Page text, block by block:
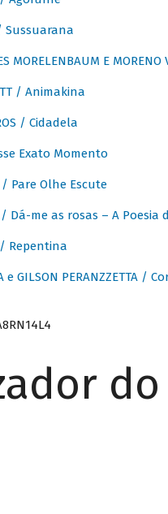
Sussuarana
MORELENBAUM E
/ Animakina
/ Cidadela
Exato Momento
/ Pare Olhe Escute
/ Dá-me as rosas – A
/ Repentina
e GILSON PERANZZETTA /